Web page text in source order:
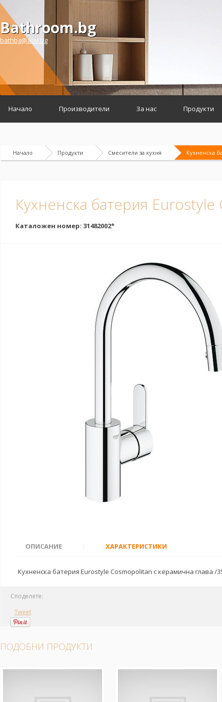
Bathroom.bg
bathbg@abv.bg
Начало Производители За нас Продукти
Начало Продукти Смесители за кухня Кухненска
Кухненска батерия
Каталожен номер: 31482002*
ОПИСАНИЕ ХАРАКТЕРИСТИКИ
Кухненска батерия Eurostyle Cosmopolitan с керамична глава
Споделете:
Tweet
ПОДОБНИ ПРОДУКТИ